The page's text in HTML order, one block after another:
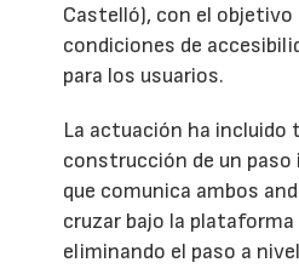
Castelló), con el objetivo
condiciones de
para los usuarios.
La actuación ha incluido
construcción de un
que comunica ambos
cruzar bajo la
eliminando el paso a